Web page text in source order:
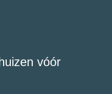
vóór